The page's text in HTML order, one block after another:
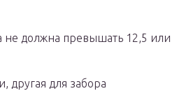
не должна превышать 12,5 или
другая для забора